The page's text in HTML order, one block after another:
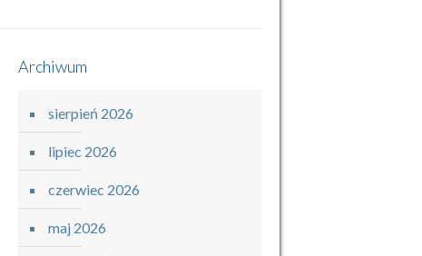
Archiwum
sierpień 2026
lipiec 2026
czerwiec 2026
maj 2026